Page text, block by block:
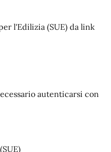
l'Edilizia (SUE) da link
autenticarsi con